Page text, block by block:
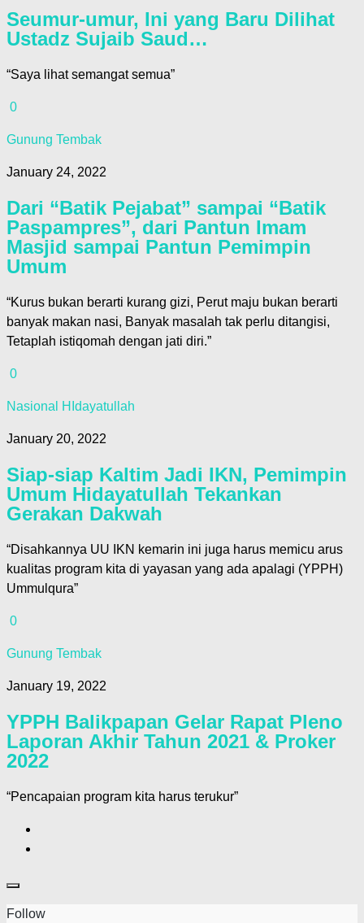
Seumur-umur, Ini yang Baru Dilihat
Ustadz Sujaib Saud…
“Saya lihat semangat semua”
0
Gunung Tembak
January 24, 2022
Dari “Batik Pejabat” sampai “Batik
Paspampres”, dari Pantun Imam
Masjid sampai Pantun Pemimpin
Umum
“Kurus bukan berarti kurang gizi, Perut maju bukan berarti
banyak makan nasi, Banyak masalah tak perlu ditangisi,
Tetaplah istiqomah dengan jati diri.”
0
Nasional HIdayatullah
January 20, 2022
Siap-siap Kaltim Jadi IKN, Pemimpin
Umum Hidayatullah Tekankan
Gerakan Dakwah
“Disahkannya UU IKN kemarin ini juga harus memicu arus
kualitas program kita di yayasan yang ada apalagi (YPPH)
Ummulqura”
0
Gunung Tembak
January 19, 2022
YPPH Balikpapan Gelar Rapat Pleno
Laporan Akhir Tahun 2021 & Proker
2022
“Pencapaian program kita harus terukur”
Follow